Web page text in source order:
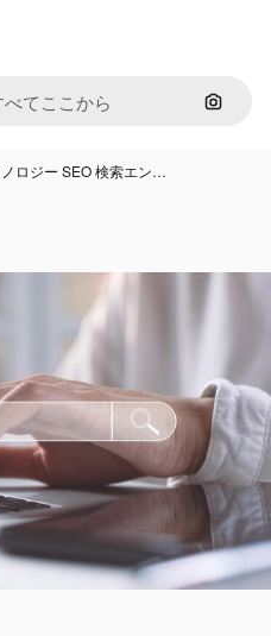
画像で
ロジー SEO 検索エン…